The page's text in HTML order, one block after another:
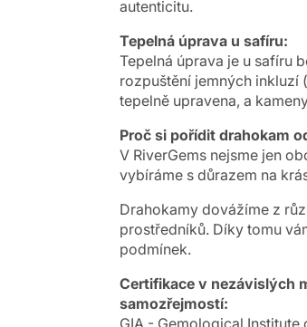
autenticitu.
Tepelná úprava u safíru:
Tepelná úprava je u safíru
rozpuštění jemných inkluzí
tepelně upravena, a
Proč si pořídit drahokam
V RiverGems nejsme jen
vybíráme s důrazem na
Drahokamy dovážíme z
prostředníků. Díky tomu
podmínek.
Certifikace v nezávislých
samozřejmostí:
GIA - Gemological Institute